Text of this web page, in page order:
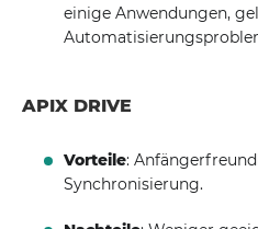
einige Anwendungen,
APIX DRIVE
Vorteile:
Synchronisierung.